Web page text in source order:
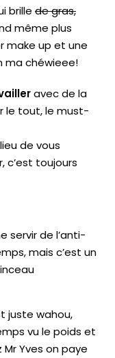
brille de gras,
même plus
make up et une
ma chéwieee!
avec de la
le tout, le must-
de vous
c’est toujours
servir de l’anti-
mais c’est un
juste wahou,
vu le poids et
Yves on paye